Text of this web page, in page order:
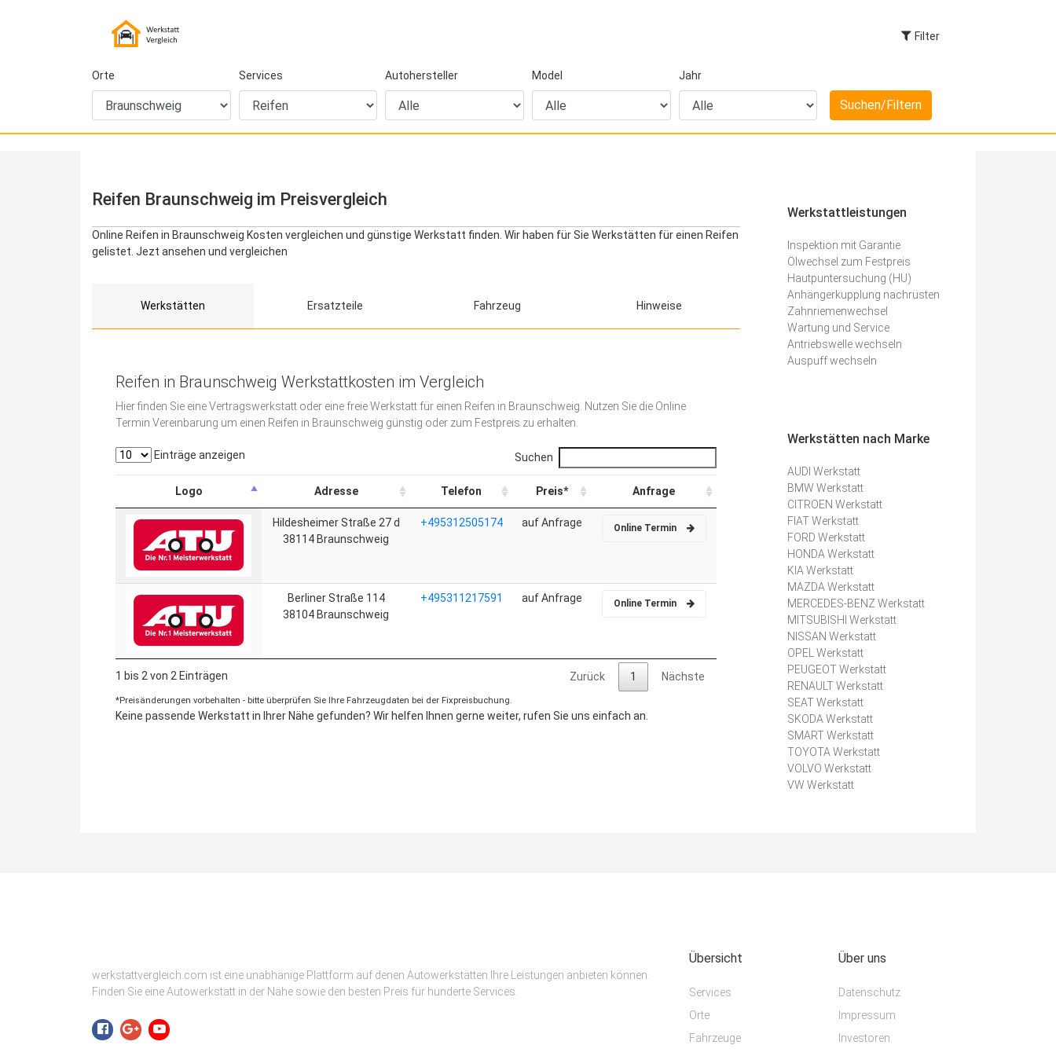
Filter
Orte Services Autohersteller Model Jahr
Reifen Braunschweig im Preisvergleich
Online Reifen in Braunschweig Kosten vergleichen und günstige Werkstatt finden. Wir haben für Sie Werkstätten für einen Reifen
gelistet. Jezt ansehen und vergleichen
Werkstätten Ersatzteile Fahrzeug Hinweise
Reifen in Braunschweig Werkstattkosten im Vergleich
Hier finden Sie eine Vertragswerkstatt oder eine freie Werkstatt für einen Reifen in Braunschweig. Nutzen Sie die Online
Termin Vereinbarung um einen Reifen in Braunschweig günstig oder zum Festpreis zu erhalten.
Einträge anzeigen Suchen
Logo Adresse Telefon Preis* Anfrage
Hildesheimer Straße 27 d
38114 Braunschweig
+495312505174 auf Anfrage Online Termin
Berliner Straße 114
38104 Braunschweig
+495311217591 auf Anfrage Online Termin
1 bis 2 von 2 Einträgen Zurück 1 Nächste
*Preisänderungen vorbehalten - bitte überprüfen Sie Ihre Fahrzeugdaten bei der Fixpreisbuchung.
Keine passende Werkstatt in Ihrer Nähe gefunden? Wir helfen Ihnen gerne weiter, rufen Sie uns einfach an.
Werkstattleistungen
Inspektion mit Garantie
Ölwechsel zum Festpreis
Hautpuntersuchung (HU)
Anhängerkupplung nachrüsten
Zahnriemenwechsel
Wartung und Service
Antriebswelle wechseln
Auspuff wechseln
Werkstätten nach Marke
AUDI Werkstatt
BMW Werkstatt
CITROEN Werkstatt
FIAT Werkstatt
FORD Werkstatt
HONDA Werkstatt
KIA Werkstatt
MAZDA Werkstatt
MERCEDES-BENZ Werkstatt
MITSUBISHI Werkstatt
NISSAN Werkstatt
OPEL Werkstatt
PEUGEOT Werkstatt
RENAULT Werkstatt
SEAT Werkstatt
SKODA Werkstatt
SMART Werkstatt
TOYOTA Werkstatt
VOLVO Werkstatt
VW Werkstatt
werkstattvergleich.com ist eine unabhänige Plattform auf denen Autowerkstätten Ihre Leistungen anbieten können.
Finden Sie eine Autowerkstatt in der Nähe sowie den besten Preis für hunderte Services.
Übersicht
Services
Orte
Fahrzeuge
Über uns
Datenschutz
Impressum
Investoren